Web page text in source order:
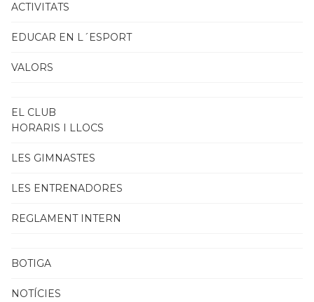
ACTIVITATS
EDUCAR EN L´ESPORT
VALORS
EL CLUB
HORARIS I LLOCS
LES GIMNASTES
LES ENTRENADORES
REGLAMENT INTERN
BOTIGA
NOTÍCIES